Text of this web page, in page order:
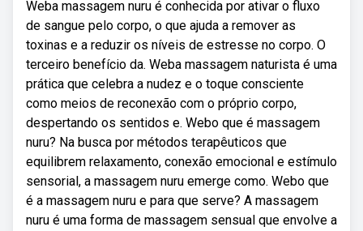
Weba massagem nuru é conhecida por ativar o fluxo
de sangue pelo corpo, o que ajuda a remover as
toxinas e a reduzir os níveis de estresse no corpo. O
terceiro benefício da. Weba massagem naturista é uma
prática que celebra a nudez e o toque consciente
como meios de reconexão com o próprio corpo,
despertando os sentidos e. Webo que é massagem
nuru? Na busca por métodos terapêuticos que
equilibrem relaxamento, conexão emocional e estímulo
sensorial, a massagem nuru emerge como. Webo que
é a massagem nuru e para que serve? A massagem
nuru é uma forma de massagem sensual que envolve a